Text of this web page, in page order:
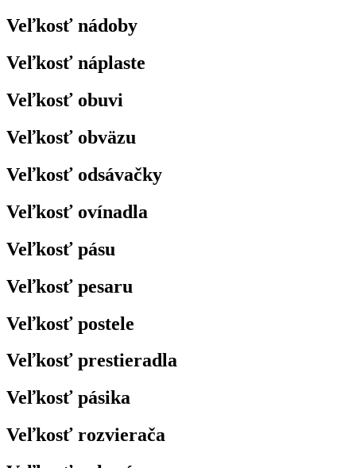
Veľkosť nádoby
Veľkosť náplaste
Veľkosť obuvi
Veľkosť obväzu
Veľkosť odsávačky
Veľkosť ovínadla
Veľkosť pásu
Veľkosť pesaru
Veľkosť postele
Veľkosť prestieradla
Veľkosť pásika
Veľkosť rozvierača